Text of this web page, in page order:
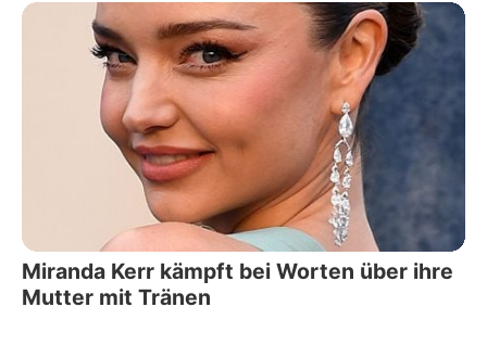
Miranda Kerr kämpft bei Worten über ihre
Mutter mit Tränen